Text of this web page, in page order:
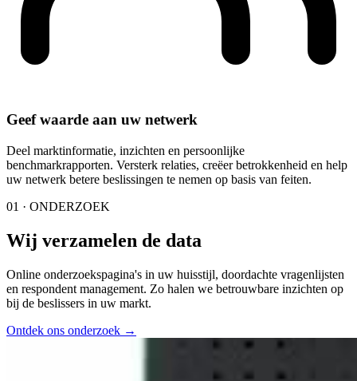
Geef waarde aan uw netwerk
Deel marktinformatie, inzichten en persoonlijke
benchmarkrapporten. Versterk relaties, creëer betrokkenheid en help
uw netwerk betere beslissingen te nemen op basis van feiten.
01 · ONDERZOEK
Wij verzamelen de data
Online onderzoekspagina's in uw huisstijl, doordachte vragenlijsten
en respondent management. Zo halen we betrouwbare inzichten op
bij de beslissers in uw markt.
Ontdek ons onderzoek →